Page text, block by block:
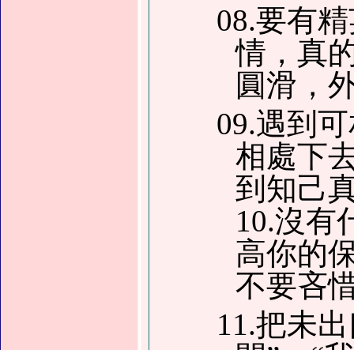
08.要有
情，真
圓滑，
09.遇到
相處下
到知己
10.沒有
高你的
不要吝
11.把未